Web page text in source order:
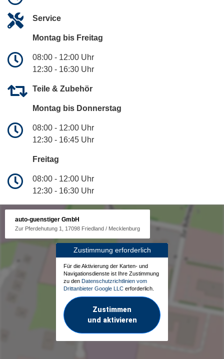
Service
Montag bis Freitag
08:00 - 12:00 Uhr
12:30 - 16:30 Uhr
Teile & Zubehör
Montag bis Donnerstag
08:00 - 12:00 Uhr
12:30 - 16:45 Uhr
Freitag
08:00 - 12:00 Uhr
12:30 - 16:30 Uhr
auto-guenstiger GmbH
Zur Pferdehutung 1, 17098 Friedland / Mecklenburg
Zustimmung erforderlich
Für die Aktivierung der Karten- und
Navigationsdienste ist Ihre Zustimmung
zu den Datenschutzrichtlinien vom
Drittanbieter Google LLC erforderlich.
Zustimmen
und aktivieren